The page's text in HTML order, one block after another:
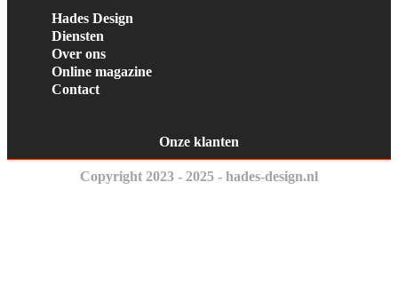
Hades Design
Diensten
Over ons
Online magazine
Contact
Onze klanten
Copyright 2023 - 2025 - hades-design.nl